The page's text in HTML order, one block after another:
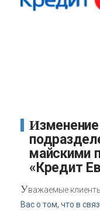
Изменение режима работы
майскими
«Кредит
Уважаемые
Вас о том, что в